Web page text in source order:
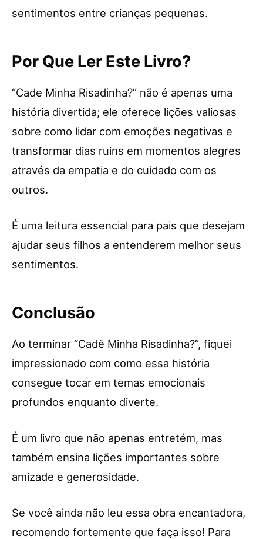
sentimentos entre crianças pequenas.
Por Que Ler Este Livro?
“Cade Minha Risadinha?” não é apenas uma
história divertida; ele oferece lições valiosas
sobre como lidar com emoções negativas e
transformar dias ruins em momentos alegres
através da empatia e do cuidado com os
outros.
É uma leitura essencial para pais que desejam
ajudar seus filhos a entenderem melhor seus
sentimentos.
Conclusão
Ao terminar “Cadê Minha Risadinha?”, fiquei
impressionado com como essa história
consegue tocar em temas emocionais
profundos enquanto diverte.
É um livro que não apenas entretém, mas
também ensina lições importantes sobre
amizade e generosidade.
Se você ainda não leu essa obra encantadora,
recomendo fortemente que faça isso! Para